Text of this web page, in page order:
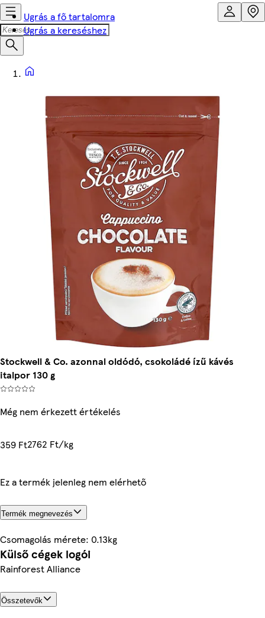
Ugrás a fő tartalomra
Ugrás a kereséshez
Stockwell & Co. azonnal oldódó, csokoládé ízű kávés
italpor 130 g
Még nem érkezett értékelés
359 Ft2762 Ft/kg
Ez a termék jelenleg nem elérhető
Termék megnevezés
Csomagolás mérete: 0.13kg
Külső cégek logói
Rainforest Alliance
Összetevők